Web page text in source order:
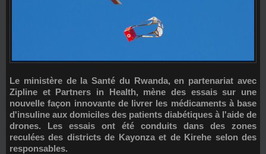
Le ministère de la Santé du Rwanda, en partenariat avec
Zipline et Partners in Health, mène des essais sur une
nouvelle façon innovante de livrer les médicaments à base
d'insuline aux domiciles des patients diabétiques à l'aide de
drones. Les essais ont été conduits dans des zones
reculées des districts de Kayonza et de Kirehe selon des
responsables.